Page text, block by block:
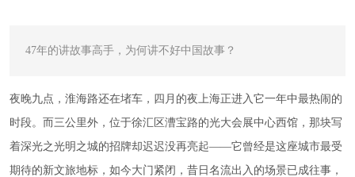
47年的讲故事高手，为何讲不好中国故事？
夜晚九点，淮海路还在堵车，四月的夜上海正进入它一年中最热闹的
时段。而三公里外，位于徐汇区漕宝路的光大会展中心西馆，那块写
着深光之光明之城的招牌却迟迟没再亮起——它曾经是这座城市最受
期待的新文旅地标，如今大门紧闭，昔日名流出入的场景已成往事，